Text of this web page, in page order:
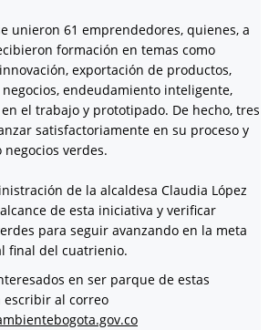
unieron 61 emprendedores, quienes, a
formación en temas como
exportación de productos,
endeudamiento inteligente,
el trabajo y prototipado. De hecho, tres
satisfactoriamente en su proceso y
verdes.
de la alcaldesa Claudia López
de esta iniciativa y verificar
para seguir avanzando en la meta
final del cuatrienio.
en ser parque de estas
al correo